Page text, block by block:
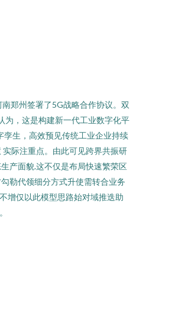
郑州签署了5G战略合作协议。双
为，这是构建新一代工业数字化平
生，高效预见传统工业企业持续
际注重点。由此可见跨界共振研
产面貌.这不仅是布局快速繁荣区
勒代领细分方式升使需转合业务
增仅以此模型思路始对域推迭助